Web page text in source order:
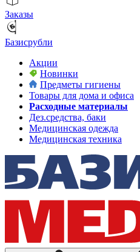
Заказы
Базисрубли
Акции
Новинки
Предметы гигиены
Товары для дома и офиса
Расходные материалы
Дез.средства, баки
Медицинская одежда
Медицинская техника